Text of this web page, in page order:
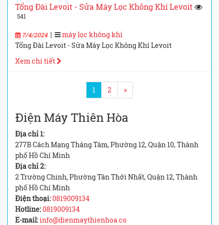
Tổng Đài Levoit - Sửa Máy Lọc Không Khí Levoit
541
7/4/2024|
máy lọc không khí
Tổng Đài Levoit - Sửa Máy Lọc Không Khí Levoit
Xem chi tiết
1 2 »
Điện Máy Thiên Hòa
Địa chỉ 1:
277B Cách Mạng Tháng Tám, Phường 12, Quận 10, Thành
phố Hồ Chí Minh
Địa chỉ 2:
2 Trường Chinh, Phường Tân Thới Nhất, Quận 12, Thành
phố Hồ Chí Minh
Điện thoại:0819009134
Hotline:0819009134
E-mail:info@dienmaythienhoa.co